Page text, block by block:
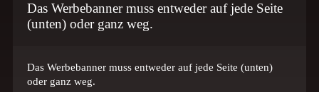
Das Werbebanner muss entweder auf jede Seite
(unten) oder ganz weg.
Das Werbebanner muss entweder auf jede Seite (unten)
oder ganz weg.